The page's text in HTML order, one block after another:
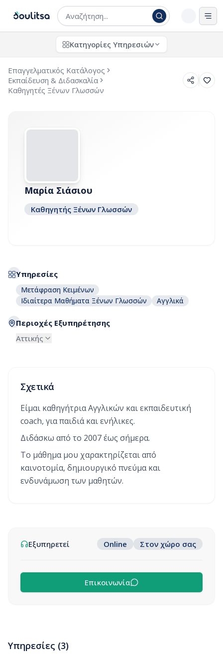
Κατηγορίες Υπηρεσιών
Επαγγελματικός Κατάλογος
Εκπαίδευση & Διδασκαλία
Καθηγητές Ξένων Γλωσσών
Μαρία Σιάσιου
Καθηγητής Ξένων Γλωσσών
Υπηρεσίες
Μετάφραση Κειμένων
Ιδιαίτερα Μαθήματα Ξένων Γλωσσών
Αγγλικά
Περιοχές Εξυπηρέτησης
Αττικής
Σχετικά
Είμαι καθηγήτρια Αγγλικών και εκπαιδευτική
coach, για παιδιά και ενήλικες.
Διδάσκω από το 2007 έως σήμερα.
Το μάθημα μου χαρακτηρίζεται από
καινοτομία, δημιουργικό πνεύμα και
ενδυνάμωση των μαθητών.
Εξυπηρετεί Online Στον χώρο σας
Επικοινωνία
Υπηρεσίες (3)